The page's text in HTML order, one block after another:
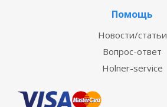
Помощь
Новости/статьи
Вопрос-ответ
Holner-service